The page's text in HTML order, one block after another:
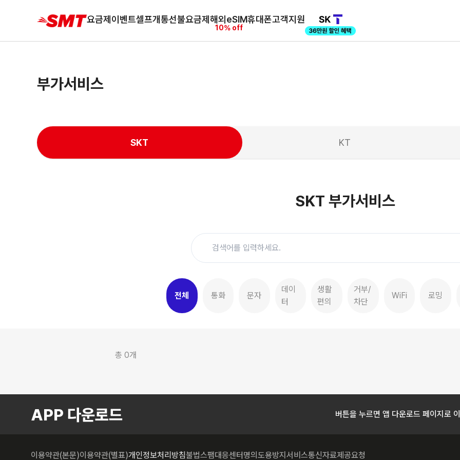
요금제이벤트셀프개통선불요금제해외eSIM
10% off
휴대폰고객지원
부가서비스
SKT KT
SKT 부가서비스
전체 통화 문자
데이
터
생활
편의
거부/
차단
WiFi 로밍
총 0개
APP 다운로드 버튼을 누르면 앱 다운로드 페이지로
이용약관(본문)이용약관(별표)개인정보처리방침불법스팸대응센터명의도용방지서비스통신자료제공요청